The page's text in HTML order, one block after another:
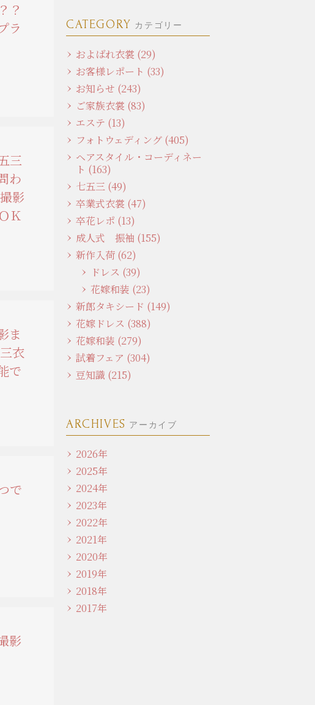
？
ラ
三
わ
影
Ｋ
ま
衣
で
で
影
CATEGORY カテゴリー
およばれ衣裳 (29)
お客様レポート (33)
お知らせ (243)
ご家族衣裳 (83)
エステ (13)
フォトウェディング (405)
ヘアスタイル・コーディネー
ト (163)
七五三 (49)
卒業式衣裳 (47)
卒花レポ (13)
成人式 振袖 (155)
新作入荷 (62)
ドレス (39)
花嫁和装 (23)
新郎タキシード (149)
花嫁ドレス (388)
花嫁和装 (279)
試着フェア (304)
豆知識 (215)
ARCHIVES アーカイブ
2026年
2025年
2024年
2023年
2022年
2021年
2020年
2019年
2018年
2017年